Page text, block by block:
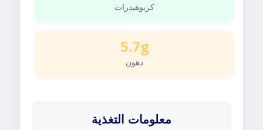
كربوهيدرات
5.7g
دهون
معلومات التغذية